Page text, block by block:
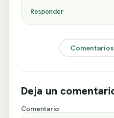
Responder
Deja un
Comentario